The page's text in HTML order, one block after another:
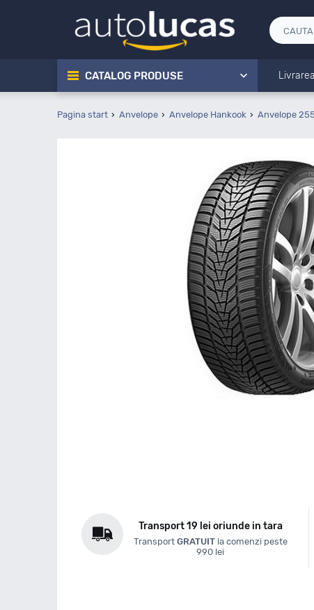
CATALOG PRODUSE
Pagina start Anvelope Anvelope Hankook Anvelope
Transport 19 lei oriunde in tara
Transport GRATUITla comenzi peste
990 lei